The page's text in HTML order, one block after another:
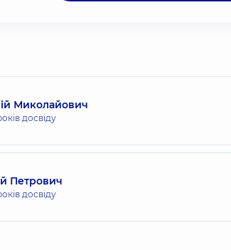
Миколайович
досвіду
Петрович
досвіду